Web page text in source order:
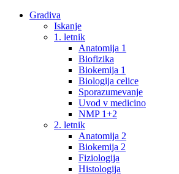
Gradiva
Iskanje
1. letnik
Anatomija 1
Biofizika
Biokemija 1
Biologija celice
Sporazumevanje
Uvod v medicino
NMP 1+2
2. letnik
Anatomija 2
Biokemija 2
Fiziologija
Histologija